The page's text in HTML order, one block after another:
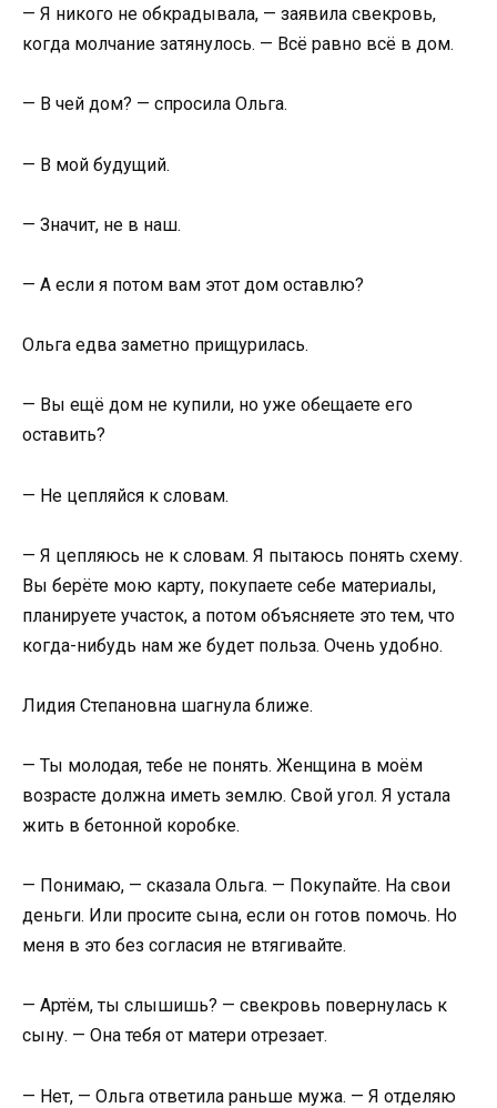
— Я никого не обкрадывала, — заявила свекровь,
когда молчание затянулось. — Всё равно всё в дом.
— В чей дом? — спросила Ольга.
— В мой будущий.
— Значит, не в наш.
— А если я потом вам этот дом оставлю?
Ольга едва заметно прищурилась.
— Вы ещё дом не купили, но уже обещаете его
оставить?
— Не цепляйся к словам.
— Я цепляюсь не к словам. Я пытаюсь понять схему.
Вы берёте мою карту, покупаете себе материалы,
планируете участок, а потом объясняете это тем, что
когда-нибудь нам же будет польза. Очень удобно.
Лидия Степановна шагнула ближе.
— Ты молодая, тебе не понять. Женщина в моём
возрасте должна иметь землю. Свой угол. Я устала
жить в бетонной коробке.
— Понимаю, — сказала Ольга. — Покупайте. На свои
деньги. Или просите сына, если он готов помочь. Но
меня в это без согласия не втягивайте.
— Артём, ты слышишь? — свекровь повернулась к
сыну. — Она тебя от матери отрезает.
— Нет, — Ольга ответила раньше мужа. — Я отделяю